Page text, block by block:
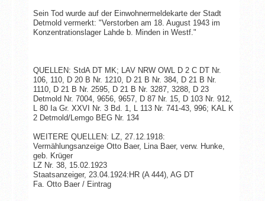
Sein Tod wurde auf der Einwohnermeldekarte der Stadt
Detmold vermerkt: "Verstorben am 18. August 1943 im
Konzentrationslager Lahde b. Minden in Westf."
QUELLEN: StdA DT MK; LAV NRW OWL D 2 C DT Nr.
106, 110, D 20 B Nr. 1210, D 21 B Nr. 384, D 21 B Nr.
1110, D 21 B Nr. 2595, D 21 B Nr. 3287, 3288, D 23
Detmold Nr. 7004, 9656, 9657, D 87 Nr. 15, D 103 Nr. 912,
L 80 Ia Gr. XXVI Nr. 3 Bd. 1, L 113 Nr. 741-43, 996; KAL K
2 Detmold/Lemgo BEG Nr. 134
WEITERE QUELLEN: LZ, 27.12.1918:
Vermählungsanzeige Otto Baer, Lina Baer, verw. Hunke,
geb. Krüger
LZ Nr. 38, 15.02.1923
Staatsanzeiger, 23.04.1924:HR (A 444), AG DT
Fa. Otto Baer / Eintrag